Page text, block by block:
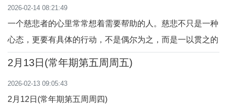
应这样：是就说是，非就说非；其他多余的，便是出于邪
恶。」（玛5：17-37）
2026-02-14 08:21:49
一个慈悲者的心里常常想着需要帮助的人。慈悲不只是一种
心态，更要有具体的行动，不是偶尔为之，而是一以贯之的
友爱行为。主因着对兄弟姐妹们的真爱，以慈悲之心对待群
批群众，因为他们同我在一起已经三天，也没有什么可吃的
了。」（谷8：1-10）
2月13日(常年期第五周周五)
2026-02-13 09:05:43
2月12日(常年期第五周周四)